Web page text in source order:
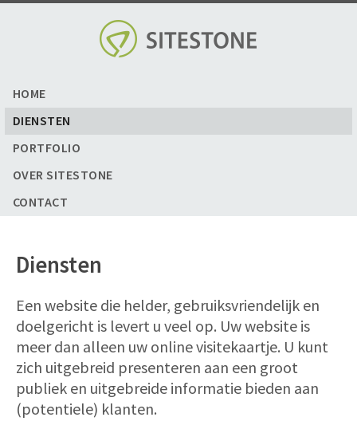
HOME
DIENSTEN
PORTFOLIO
OVER SITESTONE
CONTACT
Diensten
Een website die helder, gebruiksvriendelijk en
doelgericht is levert u veel op. Uw website is
meer dan alleen uw online visitekaartje. U kunt
zich uitgebreid presenteren aan een groot
publiek en uitgebreide informatie bieden aan
(potentiele) klanten.